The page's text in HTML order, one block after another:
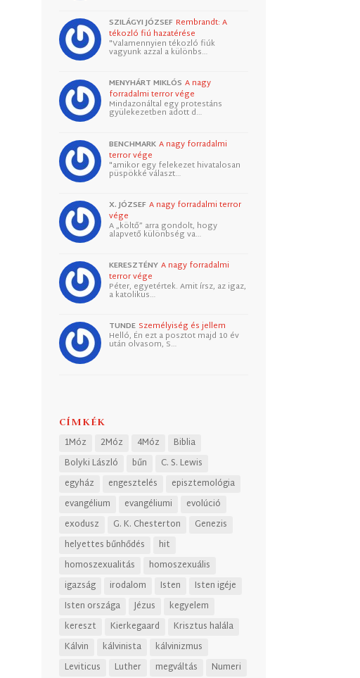
SZILÁGYI JÓZSEF Rembrandt: A
tékozló fiú hazatérése
"Valamennyien tékozló fiúk
vagyunk azzal a különbs…
MENYHÁRT MIKLÓS A nagy
forradalmi terror vége
Mindazonáltal egy protestáns
gyülekezetben adott d…
BENCHMARK A nagy forradalmi
terror vége
"amikor egy felekezet hivatalosan
püspökké választ…
X. JÓZSEF A nagy forradalmi terror
vége
A „költő” arra gondolt, hogy
alapvető különbség va…
KERESZTÉNY A nagy forradalmi
terror vége
Péter, egyetértek. Amit írsz, az igaz,
a katolikus…
TUNDE Személyiség és jellem
Helló, Én ezt a posztot majd 10 év
után olvasom, S…
CÍMKÉK
1Móz 2Móz 4Móz
Biblia
Bolyki László
bűn
C. S. Lewis
egyház
engesztelés
episztemológia
evangélium
evangéliumi
evolúció
exodusz
G. K. Chesterton
Genezis
helyettes bűnhődés
hit
homoszexualitás
homoszexuális
igazság
irodalom Isten
Isten igéje
Isten országa
Jézus
kegyelem
kereszt
Kierkegaard
Krisztus halála
Kálvin
kálvinista
kálvinizmus
Leviticus
Luther megváltás Numeri